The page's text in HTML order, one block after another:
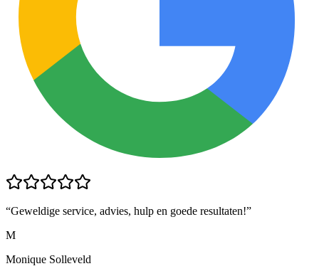
“Geweldige service, advies, hulp en goede resultaten!”
M
Monique Solleveld